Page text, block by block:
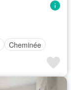
Cheminée